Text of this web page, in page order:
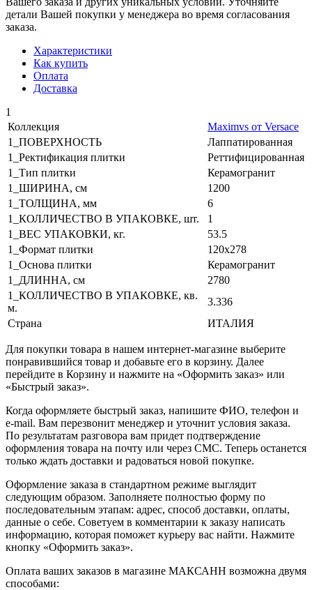
детали Вашей покупки у менеджера во время согласования
заказа.
Характеристики
Как купить
Оплата
Доставка
1
Коллекция
Maximvs от Versace
1_ПОВЕРХНОСТЬ
Лаппатированная
1_Ректификация плитки
Реттифицированная
1_Тип плитки
Керамогранит
1_ШИРИНА, cм
1200
1_ТОЛЩИНА, мм
6
1_КОЛЛИЧЕСТВО В УПАКОВКЕ, шт.
1
1_ВЕС УПАКОВКИ, кг.
53.5
1_Формат плитки
120x278
1_Основа плитки
Керамогранит
1_ДЛИННА, cм
2780
1_КОЛЛИЧЕСТВО В УПАКОВКЕ, кв.
м.
3.336
Страна
ИТАЛИЯ
Для покупки товара в нашем интернет-магазине выберите
понравившийся товар и добавьте его в корзину. Далее
перейдите в Корзину и нажмите на «Оформить заказ» или
«Быстрый заказ».
Когда оформляете быстрый заказ, напишите ФИО, телефон и
e-mail. Вам перезвонит менеджер и уточнит условия заказа.
По результатам разговора вам придет подтверждение
оформления товара на почту или через СМС. Теперь останется
только ждать доставки и радоваться новой покупке.
Оформление заказа в стандартном режиме выглядит
следующим образом. Заполняете полностью форму по
последовательным этапам: адрес, способ доставки, оплаты,
данные о себе. Советуем в комментарии к заказу написать
информацию, которая поможет курьеру вас найти. Нажмите
кнопку «Оформить заказ».
Оплата ваших заказов в магазине МАКСАНН возможна двумя
способами: